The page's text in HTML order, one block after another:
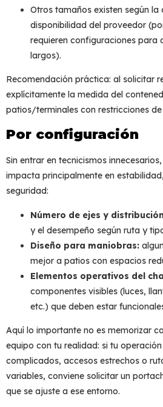
Otros tamaños existen según la
disponibilidad del proveedor
requieren configuraciones para
largos).
Recomendación práctica: al solicitar
explícitamente la medida del
patios/terminales con restricciones
Por configuración
Sin entrar en tecnicismos
impacta principalmente en
seguridad:
Número de ejes y
y el desempeño según ruta y
Diseño para maniobras:
mejor a patios con espacios
Elementos operativos del
componentes visibles (luces,
etc.) que deben estar
Aquí lo importante no es memorizar
equipo con tu realidad: si tu
complicados, accesos estrechos o
variables, conviene solicitar un
que se ajuste a ese entorno.